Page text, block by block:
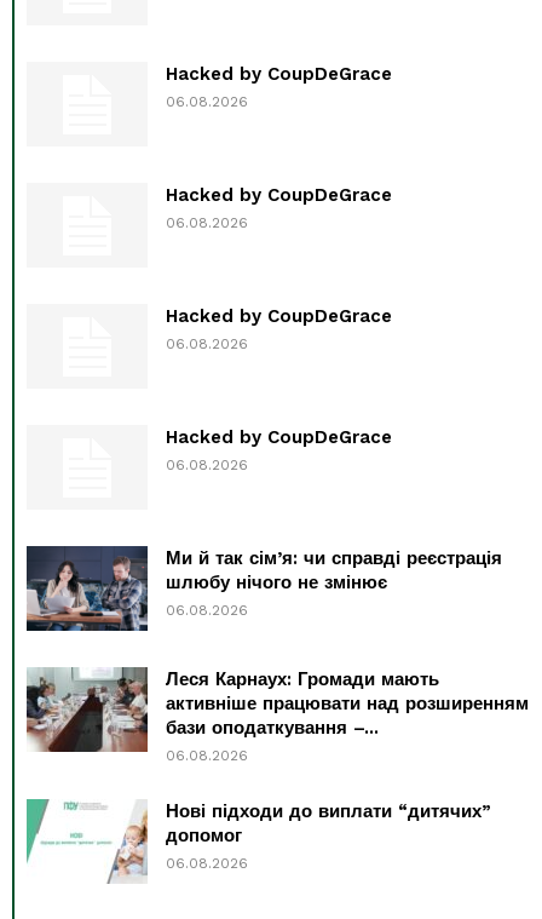
Hacked by CoupDeGrace
06.08.2026
Hacked by CoupDeGrace
06.08.2026
Hacked by CoupDeGrace
06.08.2026
Hacked by CoupDeGrace
06.08.2026
Ми й так сім’я: чи справді реєстрація
шлюбу нічого не змінює
06.08.2026
Леся Карнаух: Громади мають
активніше працювати над розширенням
бази оподаткування –...
06.08.2026
Нові підходи до виплати “дитячих”
допомог
06.08.2026